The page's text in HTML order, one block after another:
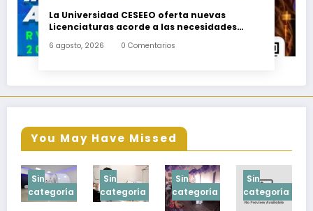
La Universidad CESEEO oferta nuevas
Licenciaturas acorde a las necesidades
nivel medio superior
6 agosto, 2026 0 Comentarios
You May Have Missed
Sin
categoría
Sin
categoría
Sin
categoría
Sin
categoría